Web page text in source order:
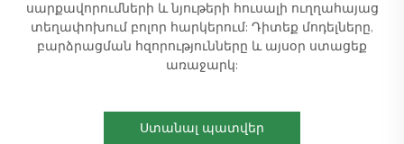
սարքավորումների և նյութերի հուսալի ուղղահայաց
տեղափոխում բոլոր հարկերում: Դիտեք մոդելները,
բարձրացման հզորությունները և այսօր ստացեք
առաջարկ:
Ստանալ պատվեր